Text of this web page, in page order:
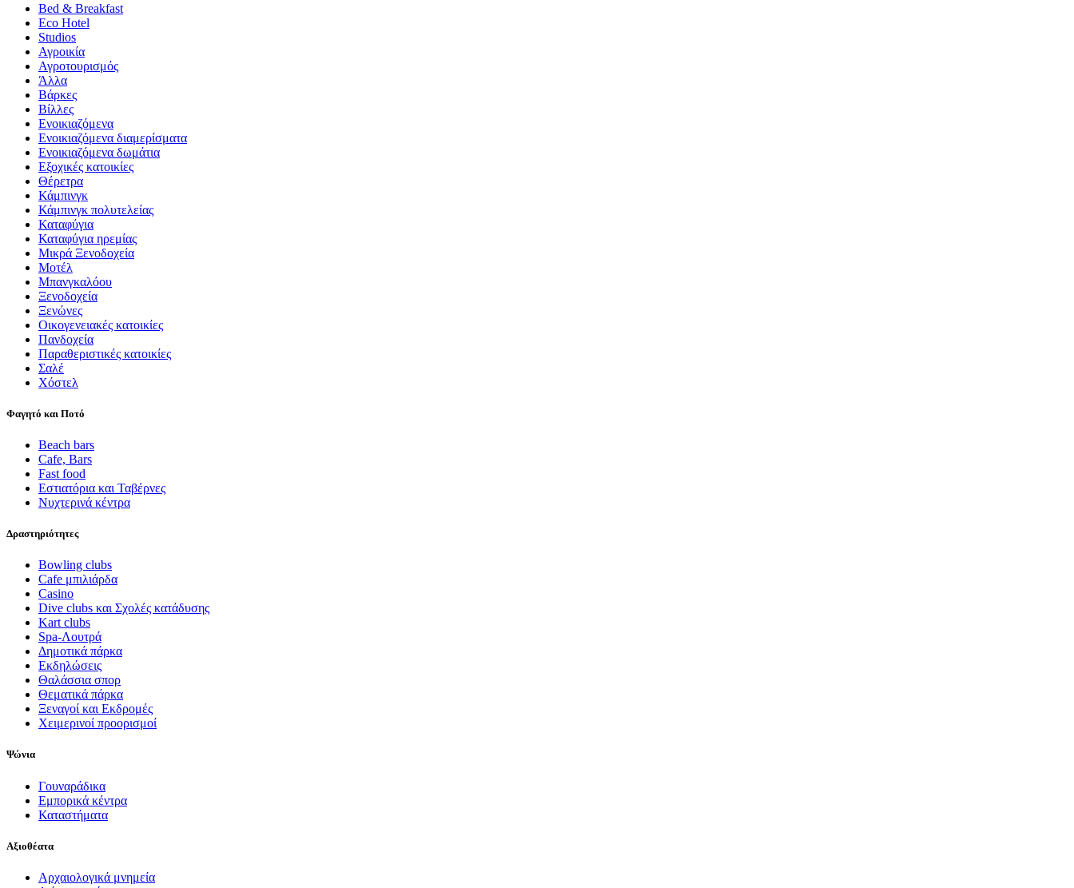
Bed & Breakfast
Eco Hotel
Studios
Αγροικία
Αγροτουρισμός
Άλλα
Βάρκες
Βίλλες
Ενοικιαζόμενα
Ενοικιαζόμενα διαμερίσματα
Ενοικιαζόμενα δωμάτια
Εξοχικές κατοικίες
Θέρετρα
Κάμπινγκ
Κάμπινγκ πολυτελείας
Καταφύγια
Καταφύγια ηρεμίας
Μικρά Ξενοδοχεία
Μοτέλ
Μπανγκαλόου
Ξενοδοχεία
Ξενώνες
Οικογενειακές κατοικίες
Πανδοχεία
Παραθεριστικές κατοικίες
Σαλέ
Χόστελ
Φαγητό και Ποτό
Beach bars
Cafe, Bars
Fast food
Εστιατόρια και Ταβέρνες
Νυχτερινά κέντρα
Δραστηριότητες
Bowling clubs
Cafe μπιλιάρδα
Casino
Dive clubs και Σχολές κατάδυσης
Kart clubs
Spa-Λουτρά
Δημοτικά πάρκα
Εκδηλώσεις
Θαλάσσια σπορ
Θεματικά πάρκα
Ξεναγοί και Εκδρομές
Χειμερινοί προορισμοί
Ψώνια
Γουναράδικα
Εμπορικά κέντρα
Καταστήματα
Αξιοθέατα
Αρχαιολογικά μνημεία